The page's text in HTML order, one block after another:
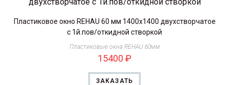
Пластиковое окно REHAU 60 мм 1400х1400 двухстворчатое
с 1й.пов/откидной створкой
Пластиковые окна REHAU 60мм
15400 ₽
ЗАКАЗАТЬ